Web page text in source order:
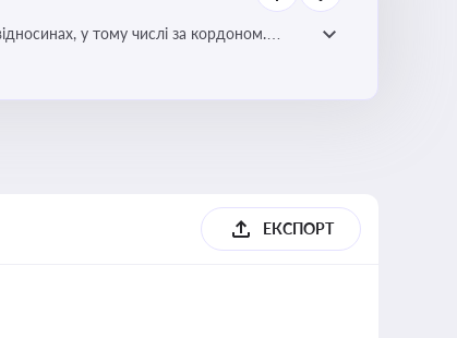
у тому числі за кордоном.
недійсності та забезпечувати їх
ЕКСПОРТ